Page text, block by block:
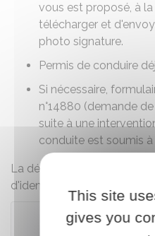
vous est proposé, à
télécharger et
photo signature.
Permis de conduire
Si nécessaire,
n°14880 (demande
suite à une
conduite est soumis
La démarche est gratuite,
d'identité.
This site
gives you